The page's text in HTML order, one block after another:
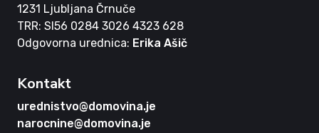
1231 Ljubljana Črnuče
TRR: SI56 0284 3026 4323 628
Odgovorna urednica: Erika Ašič
Kontakt
urednistvo@domovina.je
narocnine@domovina.je